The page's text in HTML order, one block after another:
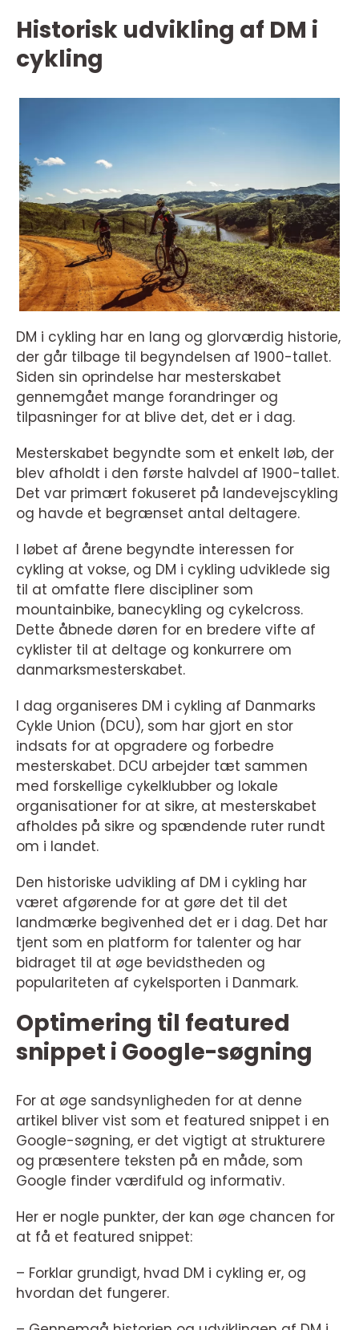
Historisk udvikling af DM i
cykling
DM i cykling har en lang og glorværdig historie,
der går tilbage til begyndelsen af 1900-tallet.
Siden sin oprindelse har mesterskabet
gennemgået mange forandringer og
tilpasninger for at blive det, det er i dag.
Mesterskabet begyndte som et enkelt løb, der
blev afholdt i den første halvdel af 1900-tallet.
Det var primært fokuseret på landevejscykling
og havde et begrænset antal deltagere.
I løbet af årene begyndte interessen for
cykling at vokse, og DM i cykling udviklede sig
til at omfatte flere discipliner som
mountainbike, banecykling og cykelcross.
Dette åbnede døren for en bredere vifte af
cyklister til at deltage og konkurrere om
danmarksmesterskabet.
I dag organiseres DM i cykling af Danmarks
Cykle Union (DCU), som har gjort en stor
indsats for at opgradere og forbedre
mesterskabet. DCU arbejder tæt sammen
med forskellige cykelklubber og lokale
organisationer for at sikre, at mesterskabet
afholdes på sikre og spændende ruter rundt
om i landet.
Den historiske udvikling af DM i cykling har
været afgørende for at gøre det til det
landmærke begivenhed det er i dag. Det har
tjent som en platform for talenter og har
bidraget til at øge bevidstheden og
populariteten af cykelsporten i Danmark.
Optimering til featured
snippet i Google-søgning
For at øge sandsynligheden for at denne
artikel bliver vist som et featured snippet i en
Google-søgning, er det vigtigt at strukturere
og præsentere teksten på en måde, som
Google finder værdifuld og informativ.
Her er nogle punkter, der kan øge chancen for
at få et featured snippet:
– Forklar grundigt, hvad DM i cykling er, og
hvordan det fungerer.